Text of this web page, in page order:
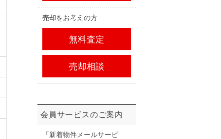
売却をお考えの方
無料査定
売却相談
会員サービスのご案内
「新着物件メールサービ